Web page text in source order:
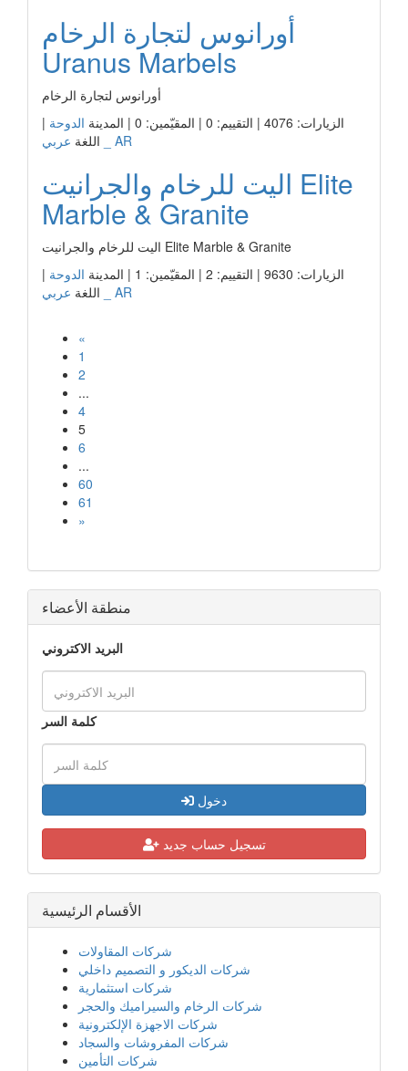
أورانوس لتجارة الرخام
Uranus Marbels
أورانوس لتجارة الرخام
الزيارات: 4076 | التقييم: 0 | المقيّمين: 0 | المدينة
الدوحة |
اللغة عربي _ AR
اليت للرخام والجرانيت Elite
Marble & Granite
اليت للرخام والجرانيت Elite Marble & Granite
الزيارات: 9630 | التقييم: 2 | المقيّمين: 1 | المدينة
الدوحة |
اللغة عربي _ AR
«
1
2
...
4
5
6
...
60
61
»
منطقة الأعضاء
البريد الاكتروني
كلمة السر
دخول
تسجيل حساب جديد
الأقسام الرئيسية
شركات المقاولات
شركات الديكور و التصميم داخلي
شركات استثمارية
شركات الرخام والسيراميك والحجر
شركات الاجهزة الإلكترونية
شركات المفروشات والسجاد
شركات التأمين